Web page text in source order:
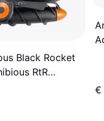
Black Rocket
RtR
€